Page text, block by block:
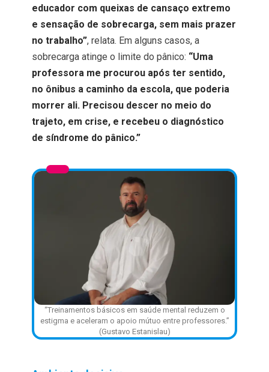
educador com queixas de cansaço extremo
e sensação de sobrecarga, sem mais prazer
no trabalho”, relata. Em alguns casos, a
sobrecarga atinge o limite do pânico: “Uma
professora me procurou após ter sentido,
no ônibus a caminho da escola, que poderia
morrer ali. Precisou descer no meio do
trajeto, em crise, e recebeu o diagnóstico
de síndrome do pânico.”
“Treinamentos básicos em saúde mental reduzem o
estigma e aceleram o apoio mútuo entre professores.”
(Gustavo Estanislau)